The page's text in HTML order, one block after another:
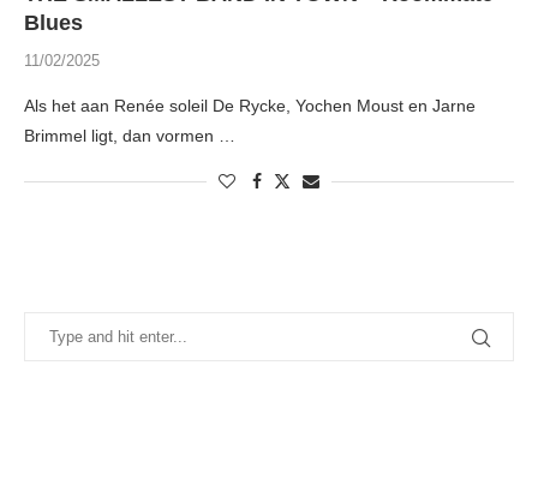
Blues
11/02/2025
Als het aan Renée soleil De Rycke, Yochen Moust en Jarne
Brimmel ligt, dan vormen …